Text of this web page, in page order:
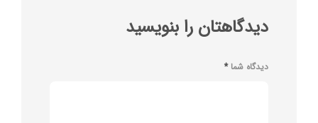
دیدگاهتان را بنویسید
دیدگاه شما*